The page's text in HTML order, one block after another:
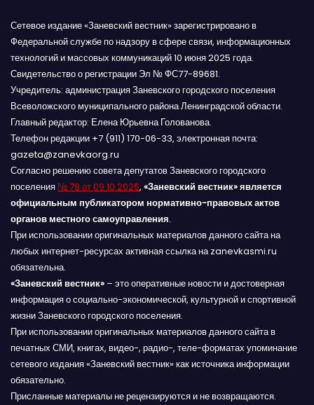
Сетевое издание «Заневский вестник» зарегистрировано в
Федеральной службе по надзору в сфере связи, информационных
технологий и массовых коммуникаций 10 июня 2025 года.
Свидетельство о регистрации Эл № ФС77-89681.
Учредитель: администрация Заневского городского поселения
Всеволожского муниципального района Ленинградской области.
Главный редактор: Елена Юрьевна Голованова.
Телефон редакции +7 (911) 170-06-33, электронная почта:
gazeta@zanevkaorg.ru
Согласно решению совета депутатов Заневского городского
поселения № 78 от 09.10.2025, «Заневский вестник» является
официальным публикатором нормативно-правовых актов
органов местного самоуправления.
При использовании оригинальных материалов данного сайта на
любых интернет-ресурсах активная ссылка на zanevkasmi.ru
обязательна.
«Заневский вестник» – это оперативные новости и достоверная
информация о социально-экономической, культурной и спортивной
жизни Заневского городского поселения.
При использовании оригинальных материалов данного сайта в
печатных СМИ, книгах, видео-, радио-, теле-форматах упоминание
сетевого издания «Заневский вестник» как источника информации
обязательно.
Присланные материалы не рецензируются и не возвращаются.